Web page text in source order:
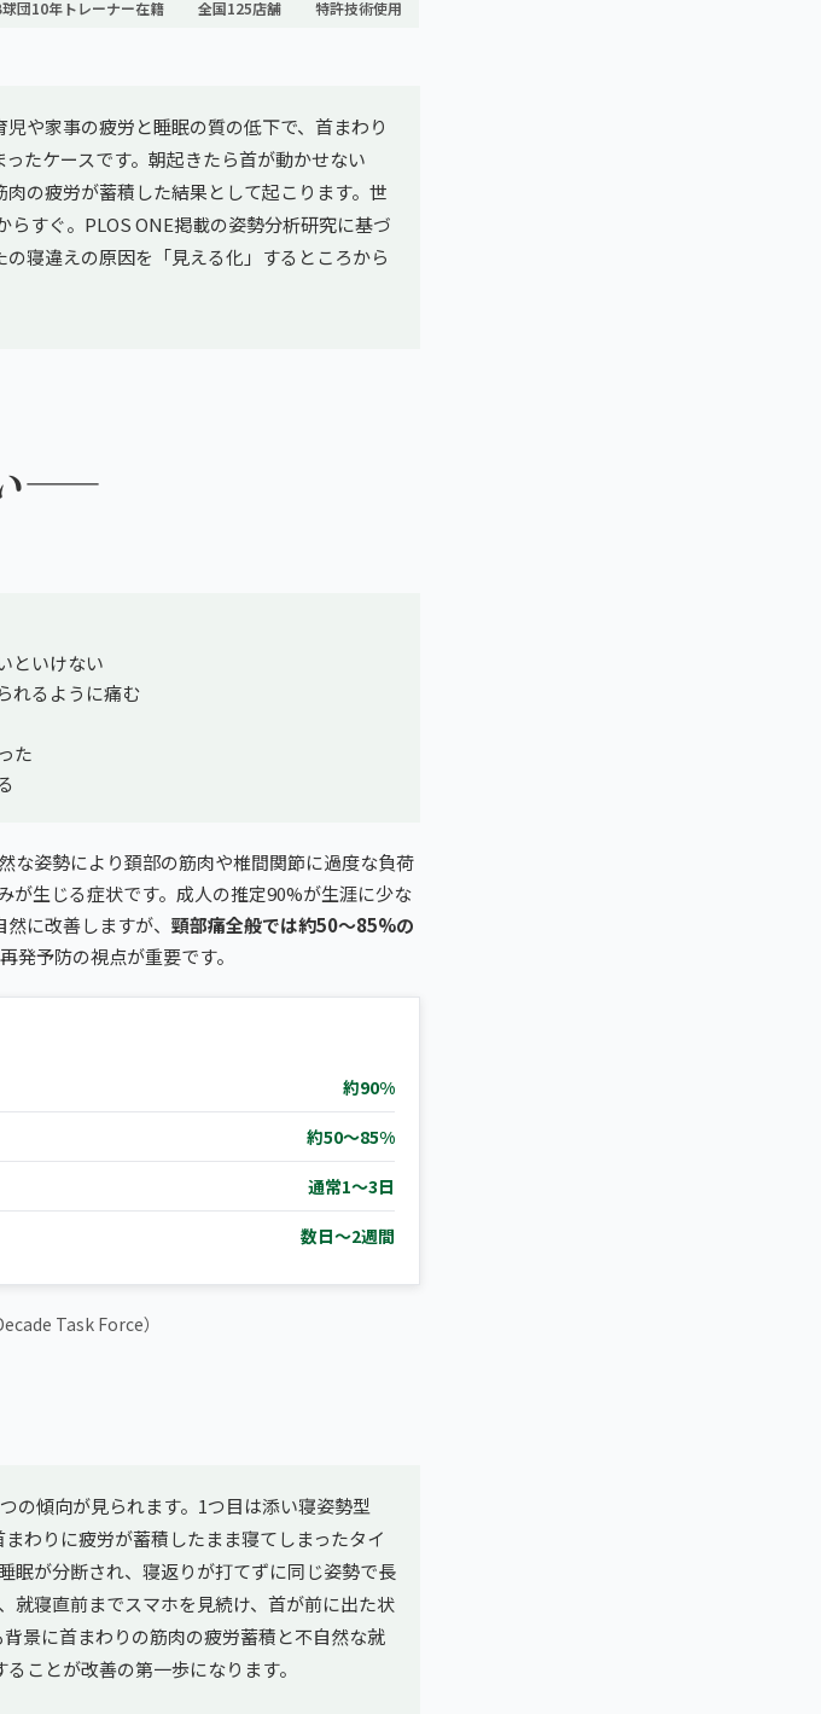
団10年トレーナー在籍 全国125店舗 特許技術使用
や家事の疲労と睡眠の質の低下で、首まわり
たケースです。朝起きたら首が動かせない
の疲労が蓄積した結果として起こります。世
すぐ。PLOS ONE掲載の姿勢分析研究に基づ
寝違えの原因を「見える化」するところから
——
といけない
れるように痛む
た
な姿勢により頚部の筋肉や椎間関節に過度な負荷
が生じる症状です。成人の推定90%が生涯に少な
に改善しますが、 頸部痛全般では約50〜85%の
発予防の視点が重要です。
約90%
約50〜85%
通常1〜3日
数日〜2週間
Task Force）
の傾向が見られます。1つ目は添い寝姿勢型
わりに疲労が蓄積したまま寝てしまったタイ
眠が分断され、寝返りが打てずに同じ姿勢で長
就寝直前までスマホを見続け、首が前に出た状
景に首まわりの筋肉の疲労蓄積と不自然な就
ことが改善の第一歩になります。